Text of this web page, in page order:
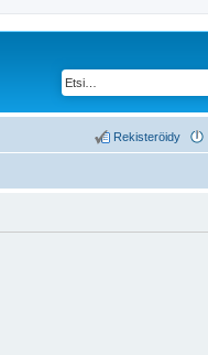
Rekisteröidy